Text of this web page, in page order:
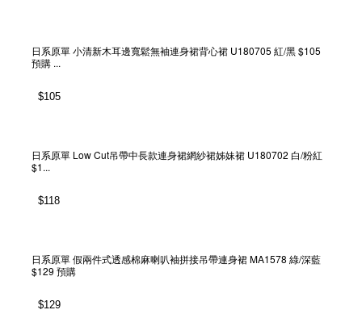
日系原單 小清新木耳邊寬鬆無袖連身裙背心裙 U180705 紅/黑 $105
預購 ...
$105
日系原單 Low Cut吊帶中長款連身裙網紗裙姊妹裙 U180702 白/粉紅
$1...
$118
日系原單 假兩件式透感棉麻喇叭袖拼接吊帶連身裙 MA1578 綠/深藍
$129 預購
$129